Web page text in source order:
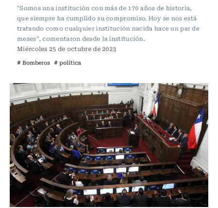
"Somos una institución con más de 170 años de historia,
que siempre ha cumplido su compromiso. Hoy se nos está
tratando como cualquier institución nacida hace un par de
meses”, comentaron desde la institución.
Miércoles 25 de octubre de 2023
# Bomberos # política